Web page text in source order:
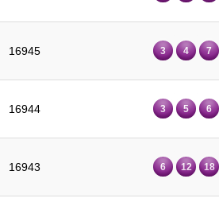
16945 3 4 7
16944 3 5 6
16943 6 12 18